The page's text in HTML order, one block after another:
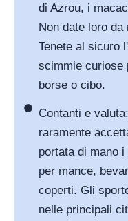
di Azrou, i
Non date loro da
Tenete al sicuro
scimmie curiose
borse o cibo.
Contanti e
raramente
portata di mano
per mance,
coperti. Gli
nelle principali